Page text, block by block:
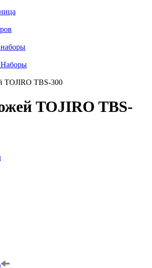
TOJIRO TBS-300
TOJIRO TBS-